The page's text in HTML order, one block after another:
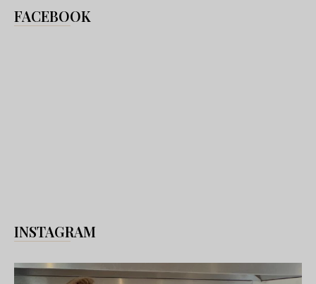
FACEBOOK
INSTAGRAM